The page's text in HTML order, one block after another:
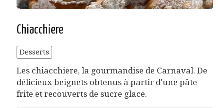
Chiacchiere
Desserts
Les chiacchiere, la gourmandise de Carnaval. De
délicieux beignets obtenus à partir d'une pâte
frite et recouverts de sucre glace.